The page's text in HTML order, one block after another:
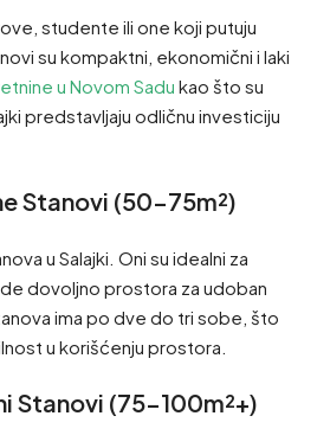
studente ili one koji putuju
su kompaktni, ekonomični i laki
u Novom Sadu kao što su
predstavljaju odličnu investiciju
Stanovi (50-75m²)
u Salajki. Oni su idealni za
dovoljno prostora za udoban
ima po dve do tri sobe, što
u korišćenju prostora.
Stanovi (75-100m²+)